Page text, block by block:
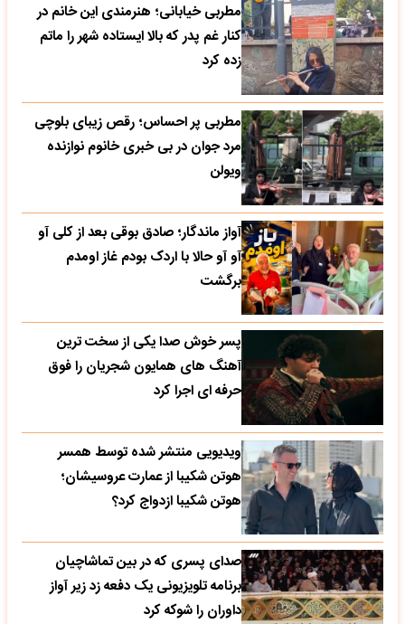
مطربی خیابانی؛ هنرمندی این خانم در
کنار غم پدر که بالا ایستاده شهر را ماتم
زده کرد
مطربی پر احساس؛ رقص زیبای بلوچی
مرد جوان در بی خبری خانوم نوازنده
ویولن
آواز ماندگار؛ صادق بوقی بعد از کلی آو
آو آو حالا با اردک بودم غاز اومدم
برگشت
پسر خوش صدا یکی از سخت ترین
آهنگ های همایون شجریان را فوق
حرفه ای اجرا کرد
ویدیویی منتشر شده توسط همسر
هوتن شکیبا از عمارت عروسیشان؛
هوتن شکیبا ازدواج کرد؟
صدای پسری که در بین تماشاچیان
برنامه تلویزیونی یک دفعه زد زیر آواز
داوران را شوکه کرد